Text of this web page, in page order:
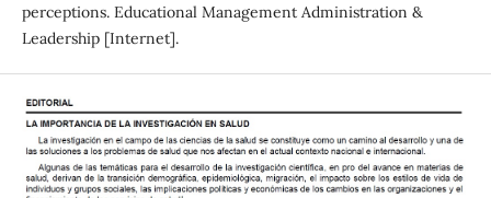
perceptions. Educational Management Administration &
Leadership [Internet].